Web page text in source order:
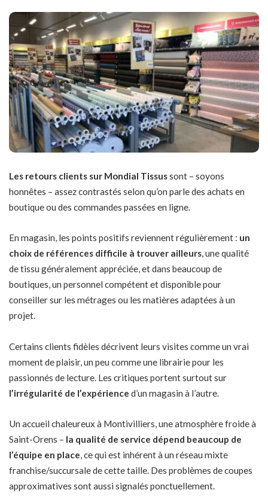
Les retours clients sur Mondial Tissussont – soyons
honnêtes – assez contrastés selon qu’on parle des achats en
boutique ou des commandes passées en ligne.
En magasin, les points positifs reviennent régulièrement : un
choix de références difficile à trouver ailleurs, une qualité
de tissu généralement appréciée, et dans beaucoup de
boutiques, un personnel compétent et disponible pour
conseiller sur les métrages ou les matières adaptées à un
projet.
Certains clients fidèles décrivent leurs visites comme un vrai
moment de plaisir, un peu comme une librairie pour les
passionnés de lecture. Les critiques portent surtout sur
l’irrégularité de l’expérience d’un magasin à l’autre.
Un accueil chaleureux à Montivilliers, une atmosphère froide à
Saint-Orens – la qualité de service dépend beaucoup de
l’équipe en place, ce qui est inhérent à un réseau mixte
franchise/succursale de cette taille. Des problèmes de coupes
approximatives sont aussi signalés ponctuellement.